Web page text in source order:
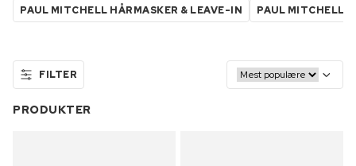
PAUL MITCHELL HÅRMASKER & LEAVE-IN PAUL MITCHELL
FILTER
PRODUKTER